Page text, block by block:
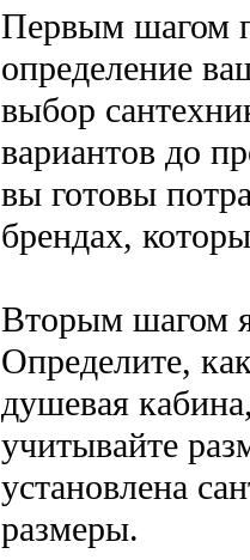
Первым шагом
определение
выбор
вариантов до
вы готовы
брендах,
Вторым шагом
Определите,
душевая
учитывайте
установлена
размеры.